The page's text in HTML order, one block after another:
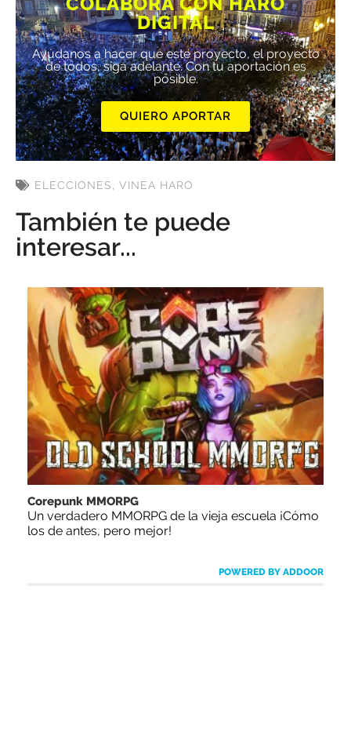
DIGITAL
Ayúdanos a hacer que este proyecto, el proyecto
de todos, siga adelante. Con tu aportación es
posible.
QUIERO APORTAR
ELECCIONES, VINEA HARO
También te puede
interesar...
Corepunk MMORPG
Un verdadero MMORPG de la vieja escuela ¡Cómo
los de antes, pero mejor!
POWERED BY ADDOOR